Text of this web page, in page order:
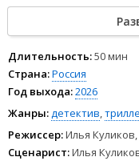
всё это под
выдал 11 успешных
в особняке посреди
доставляют туда на
этот раз всё идёт не по
трагически погибает.
оказываются
силой сюжета
Начинается
второстепенных ролей.
личная ответственность
Длительность:50 мин
Страна:Россия
Год выхода:2026
Жанры:детектив,
Режиссер:Илья
Сценарист:Илья